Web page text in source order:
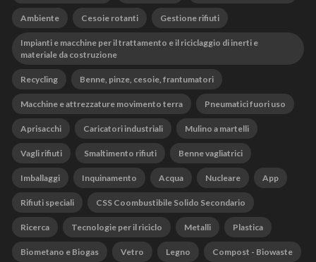
Ambiente Cesoie rotanti Gestione rifiuti
Impianti e macchine per il trattamento e il riciclaggio di inerti e
materiale da costruzione
Recycling Benne, pinze, cesoie, frantumatori
Macchine e attrezzature movimento terra Pneumatici fuori uso
Aprisacchi Caricatori industriali Mulino a martelli
Vagli rifiuti Smaltimento rifiuti Benne vagliatrici
Imballaggi Inquinamento Acqua Nucleare App
Rifiuti speciali CSS Coombustibile Solido Secondario
Ricerca Tecnologie per il riciclo Metalli Plastica
Biometano e Biogas Vetro Legno Compost - Biowaste